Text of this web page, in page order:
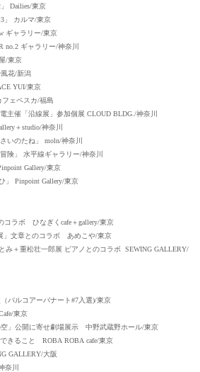
Dailies/東京
」 カルマ/東京
ギャラリー/東京
no.2 ギャラリー/神奈川
/東京
花/新潟
YUI/東京
フェペスカ/福島
主催「沿線展」参加個展 CLOUD BLDG./神奈川
＋studio/神奈川
いのたね」 moln/神奈川
険」 水平線ギャラリー/神奈川
Gallery/東京
」 Pinpoint Gallery/東京
コラボ ひなぎくcafe＋gallery/東京
」文章とのコラボ あめこや/東京
み＋重松壮一郎展 ピアノとのコラボ SEWING GALLERY/
パルコアーバナート#7入選)/東京
東京
」公開に寄せ劇場展示 中野武蔵野ホール/東京
きること ROBA ROBA cafe/東京
GALLERY/大阪
奈川